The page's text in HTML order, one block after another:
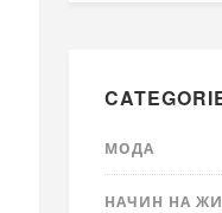
МОДА
НАЧИН НА